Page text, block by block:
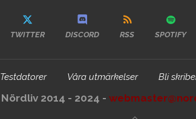
TWITTER DISCORD RSS SPOTIFY
Testdatorer Våra utmärkelser Bli
Nördliv 2014 - 2024 -